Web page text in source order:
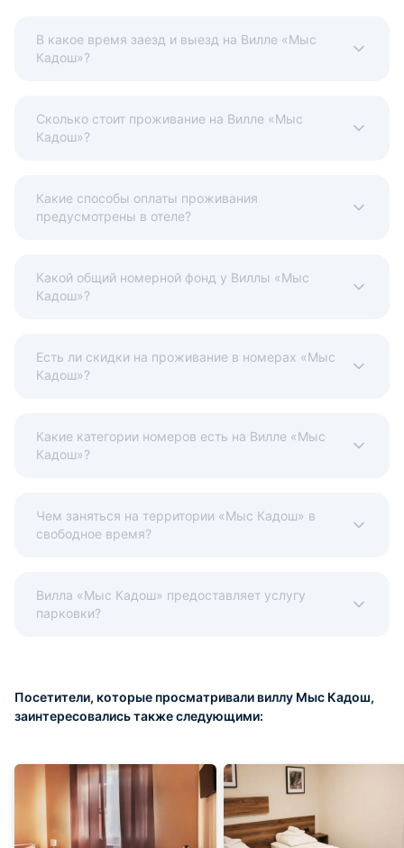
В какое время заезд и выезд на Вилле «Mыс
Кадош»?
Сколько стоит проживание на Вилле «Mыс
Кадош»?
Какие способы оплаты проживания
предусмотрены в отеле?
Какой общий номерной фонд у Виллы «Mыс
Кадош»?
Есть ли скидки на проживание в номерах «Mыс
Кадош»?
Какие категории номеров есть на Вилле «Mыс
Кадош»?
Чем заняться на территории «Mыс Кадош» в
свободное время?
Вилла «Mыс Кадош» предоставляет услугу
парковки?
Посетители, которые просматривали виллу Mыс Кадош,
заинтересовались также следующими: